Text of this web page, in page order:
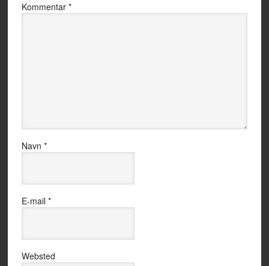
Kommentar *
Navn *
E-mail *
Websted